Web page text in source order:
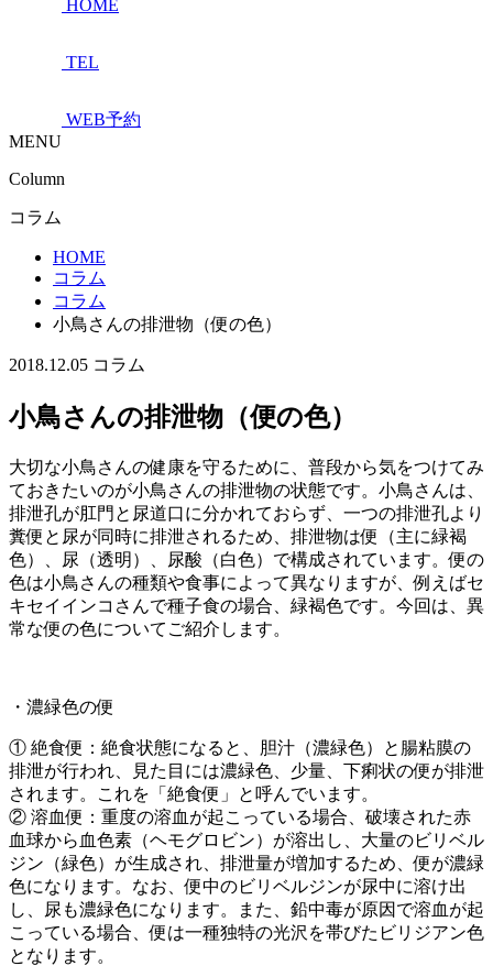
HOME
TEL
WEB予約
MENU
Column
コラム
HOME
コラム
コラム
小鳥さんの排泄物（便の色）
2018.12.05 コラム
小鳥さんの排泄物（便の色）
大切な小鳥さんの健康を守るために、普段から気をつけてみ
ておきたいのが小鳥さんの排泄物の状態です。小鳥さんは、
排泄孔が肛門と尿道口に分かれておらず、一つの排泄孔より
糞便と尿が同時に排泄されるため、排泄物は便（主に緑褐
色）、尿（透明）、尿酸（白色）で構成されています。便の
色は小鳥さんの種類や食事によって異なりますが、例えばセ
キセイインコさんで種子食の場合、緑褐色です。今回は、異
常な便の色についてご紹介します。
・濃緑色の便
① 絶食便：絶食状態になると、胆汁（濃緑色）と腸粘膜の
排泄が行われ、見た目には濃緑色、少量、下痢状の便が排泄
されます。これを「絶食便」と呼んでいます。
② 溶血便：重度の溶血が起こっている場合、破壊された赤
血球から血色素（ヘモグロビン）が溶出し、大量のビリベル
ジン（緑色）が生成され、排泄量が増加するため、便が濃緑
色になります。なお、便中のビリベルジンが尿中に溶け出
し、尿も濃緑色になります。また、鉛中毒が原因で溶血が起
こっている場合、便は一種独特の光沢を帯びたビリジアン色
となります。